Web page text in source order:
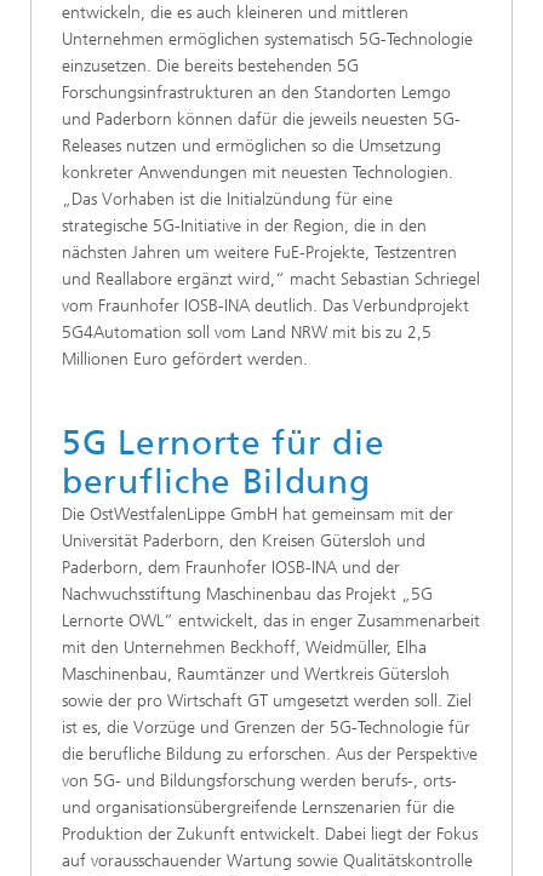
entwickeln, die es auch kleineren und mittleren
Unternehmen ermöglichen systematisch 5G-Technologie
einzusetzen. Die bereits bestehenden 5G
Forschungsinfrastrukturen an den Standorten Lemgo
und Paderborn können dafür die jeweils neuesten 5G-
Releases nutzen und ermöglichen so die Umsetzung
konkreter Anwendungen mit neuesten Technologien.
„Das Vorhaben ist die Initialzündung für eine
strategische 5G-Initiative in der Region, die in den
nächsten Jahren um weitere FuE-Projekte, Testzentren
und Reallabore ergänzt wird,“ macht Sebastian Schriegel
vom Fraunhofer IOSB-INA deutlich. Das Verbundprojekt
5G4Automation soll vom Land NRW mit bis zu 2,5
Millionen Euro gefördert werden.
5G Lernorte für die
berufliche Bildung
Die OstWestfalenLippe GmbH hat gemeinsam mit der
Universität Paderborn, den Kreisen Gütersloh und
Paderborn, dem Fraunhofer IOSB-INA und der
Nachwuchsstiftung Maschinenbau das Projekt „5G
Lernorte OWL“ entwickelt, das in enger Zusammenarbeit
mit den Unternehmen Beckhoff, Weidmüller, Elha
Maschinenbau, Raumtänzer und Wertkreis Gütersloh
sowie der pro Wirtschaft GT umgesetzt werden soll. Ziel
ist es, die Vorzüge und Grenzen der 5G-Technologie für
die berufliche Bildung zu erforschen. Aus der Perspektive
von 5G- und Bildungsforschung werden berufs-, orts-
und organisationsübergreifende Lernszenarien für die
Produktion der Zukunft entwickelt. Dabei liegt der Fokus
auf vorausschauender Wartung sowie Qualitätskontrolle